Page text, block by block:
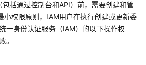
括通过控制台和API）前，需要创建和管
小权限原则，IAM用户在执行创建或更新委
一身份认证服务（IAM）的以下操作权
。